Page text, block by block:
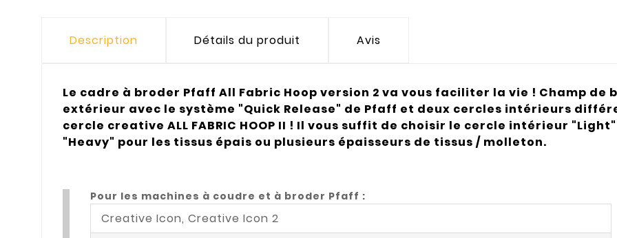
Description Détails du produit Avis
Le cadre à broder Pfaff All Fabric Hoop version 2 va vous faciliter la vie ! Champ de
extérieur avec le système "Quick Release" de Pfaff et deux cercles intérieurs
cercle creative ALL FABRIC HOOP II ! Il vous suffit de choisir le cercle intérieur
"Heavy" pour les tissus épais ou plusieurs épaisseurs de tissus / molleton.
Pour les machines à coudre et à broder Pfaff :
Creative Icon, Creative Icon 2